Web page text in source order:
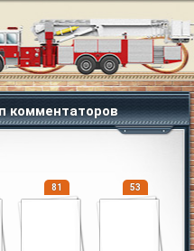
комментаторов
81 53